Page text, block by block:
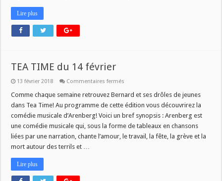
Lire plus
TEA TIME du 14 février
13 février 2018 Commentaires fermés
TIME
14
février
Comme chaque semaine retrouvez Bernard et ses drôles de jeunes
dans Tea Time! Au programme de cette édition vous découvrirez la
comédie musicale d’Arenberg! Voici un bref synopsis : Arenberg est
une comédie musicale qui, sous la forme de tableaux en chansons
liées par une narration, chante l’amour, le travail, la fête, la grève et la
mort autour des terrils et …
Lire plus